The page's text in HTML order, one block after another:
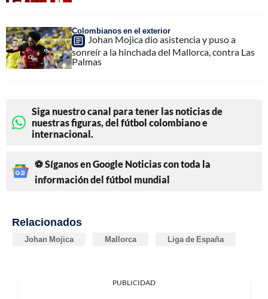
Colombianos en el exterior
Johan Mojica dio asistencia y puso a
sonreír a la hinchada del Mallorca, contra Las
Palmas
Siga nuestro canal para tener las noticias de
nuestras figuras, del fútbol colombiano e
internacional.
⚽ Síganos en Google Noticias con toda la
información del fútbol mundial
Relacionados
Johan Mojica Mallorca Liga de España
PUBLICIDAD